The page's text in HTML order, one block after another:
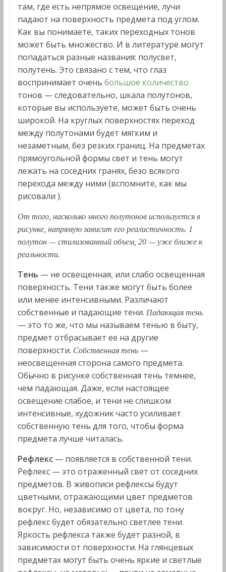
там, где есть непрямое освещение, лучи
падают на поверхность предмета под углом.
Как вы понимаете, таких переходных тонов
может быть множество. И в литературе могут
попадаться разные названия: полусвет,
полутень. Это связано с тем, что глаз
воспринимает очень большое количество
тонов — следовательно, шкала полутонов,
которые вы используете, может быть очень
широкой. На круглых поверхностях переход
между полутонами будет мягким и
незаметным, без резких границ. На предметах
прямоугольной формы свет и тень могут
лежать на соседних гранях, безо всякого
перехода между ними (вспомните, как мы
рисовали ).
От того, насколько много полутонов используется в
рисунке, напрямую зависит его реалистичность. 1
полутон — стилизованный объем, 20 — уже ближе к
реальности.
Тень — не освещенная, или слабо освещенная
поверхность. Тени также могут быть более
или менее интенсивными. Различают
собственные и падающие тени. Падающая тень
— это то же, что мы называем тенью в быту,
предмет отбрасывает ее на другие
поверхности. Собственная тень —
неосвещенная сторона самого предмета.
Обычно в рисунке собственная тень темнее,
чем падающая. Даже, если настоящее
освещение слабое, и тени не слишком
интенсивные, художник часто усиливает
собственную тень для того, чтобы форма
предмета лучше читалась.
Рефлекс — появляется в собственной тени.
Рефлекс — это отраженный свет от соседних
предметов. В живописи рефлексы будут
цветными, отражающими цвет предметов
вокруг. Но, независимо от цвета, по тону
рефлекс будет обязательно светлее тени.
Яркость рефлекса также будет разной, в
зависимости от поверхности. На глянцевых
предметах могут быть очень яркие и светлые